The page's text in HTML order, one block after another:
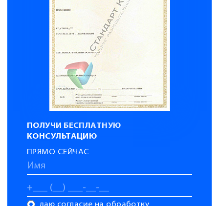
ПОЛУЧИ БЕСПЛАТНУЮ
КОНСУЛЬТАЦИЮ
ПРЯМО СЕЙЧАС